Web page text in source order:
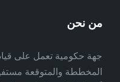
من نحن
جهة حكومية تعمل على
المخططة والمتوقعة